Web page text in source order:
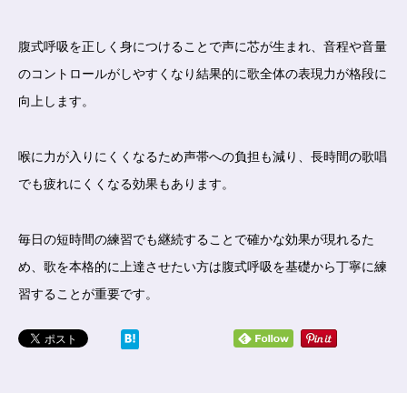
腹式呼吸を正しく身につけることで声に芯が生まれ、音程や音量
のコントロールがしやすくなり結果的に歌全体の表現力が格段に
向上します。
喉に力が入りにくくなるため声帯への負担も減り、長時間の歌唱
でも疲れにくくなる効果もあります。
毎日の短時間の練習でも継続することで確かな効果が現れるた
め、歌を本格的に上達させたい方は腹式呼吸を基礎から丁寧に練
習することが重要です。